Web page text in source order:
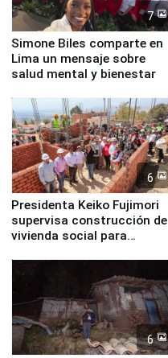
7
Simone Biles comparte en
Lima un mensaje sobre
salud mental y bienestar
6
Presidenta Keiko Fujimori
supervisa construcción de
vivienda social para
6